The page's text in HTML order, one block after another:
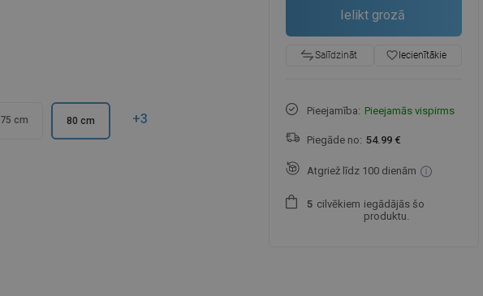
75 cm 80 cm +3
Ielikt grozā
Salīdzināt favorite_borderIecienītākie
Pieejamība: Pieejamās vispirms
Piegāde no: 54.99 €
Atgriež līdz 100 dienām
5 cilvēkiem iegādājās šo
produktu.